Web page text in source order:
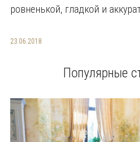
ровненькой, гладкой и
23.06.2018
Популярные